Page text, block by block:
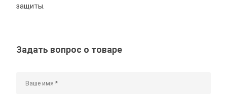
защиты.
Задать вопрос о товаре